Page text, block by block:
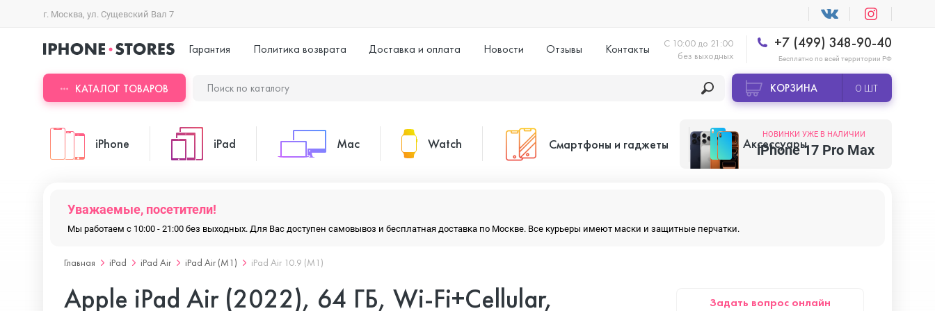
г. Москва, ул. Сущевский Вал 7
Гарантия Политика возврата Доставка и оплата Новости Отзывы Контакты
С 10:00 до 21:00
без выходных
+7 (499) 348-90-40
Бесплатно по всей территории РФ
КАТАЛОГ ТОВАРОВ КОРЗИНА 0 ШТ
iPhone
iPhone 17 Pro
iPad
iPad Air
Mac Watch Смартфоны и гаджеты Аксессуары
НОВИНКИ УЖЕ В НАЛИЧИИ
iPhone 17 Pro Max
Уважаемые, посетители!
Мы работаем с 10:00 - 21:00 без выходных. Для Вас доступен самовывоз и бесплатная доставка по Москве. Все курьеры имеют маски и защитные перчатки.
Главная iPad iPad Air iPad Air (M1) iPad Air 10.9 (M1)
Apple iPad Air (2022), 64 ГБ, Wi-Fi+Cellular,
Задать вопрос онлайн